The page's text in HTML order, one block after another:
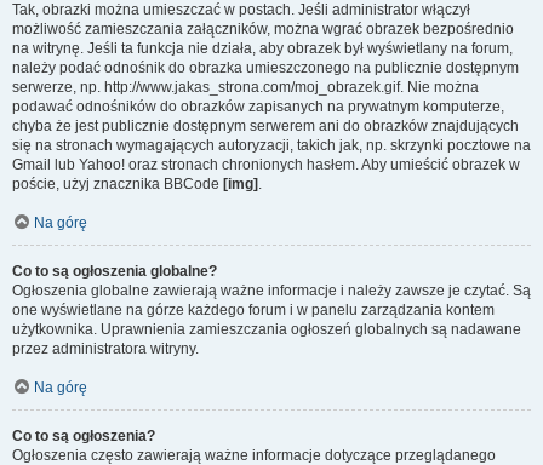
Tak, obrazki można umieszczać w postach. Jeśli administrator włączył
możliwość zamieszczania załączników, można wgrać obrazek bezpośrednio
na witrynę. Jeśli ta funkcja nie działa, aby obrazek był wyświetlany na forum,
należy podać odnośnik do obrazka umieszczonego na publicznie dostępnym
serwerze, np. http://www.jakas_strona.com/moj_obrazek.gif. Nie można
podawać odnośników do obrazków zapisanych na prywatnym komputerze,
chyba że jest publicznie dostępnym serwerem ani do obrazków znajdujących
się na stronach wymagających autoryzacji, takich jak, np. skrzynki pocztowe na
Gmail lub Yahoo! oraz stronach chronionych hasłem. Aby umieścić obrazek w
poście, użyj znacznika BBCode [img] .
Na górę
Co to są ogłoszenia globalne?
Ogłoszenia globalne zawierają ważne informacje i należy zawsze je czytać. Są
one wyświetlane na górze każdego forum i w panelu zarządzania kontem
użytkownika. Uprawnienia zamieszczania ogłoszeń globalnych są nadawane
przez administratora witryny.
Na górę
Co to są ogłoszenia?
Ogłoszenia często zawierają ważne informacje dotyczące przeglądanego